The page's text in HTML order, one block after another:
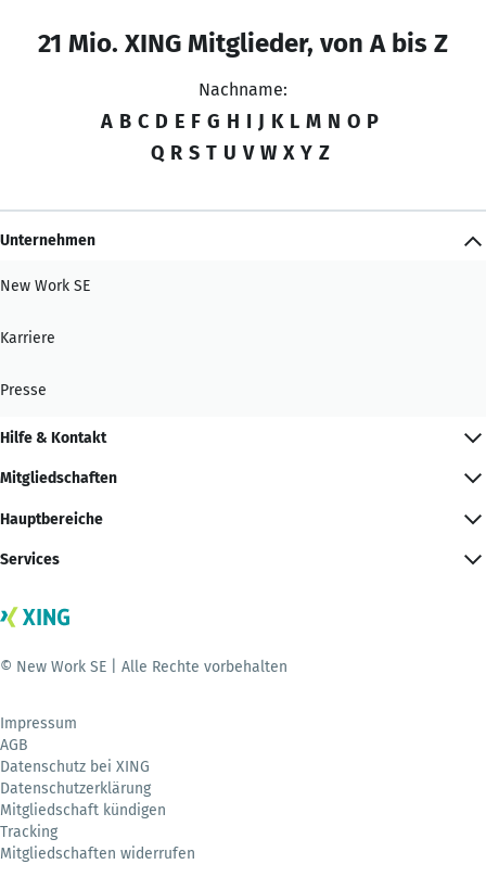
21 Mio. XING Mitglieder, von A bis Z
Nachname:
A B C D E F G H I J K L M N O P
Q R S T U V W X Y Z
Unternehmen
New Work SE
Karriere
Presse
Hilfe & Kontakt
Mitgliedschaften
Hauptbereiche
Services
© New Work SE | Alle Rechte vorbehalten
Impressum
AGB
Datenschutz bei XING
Datenschutzerklärung
Mitgliedschaft kündigen
Tracking
Mitgliedschaften widerrufen